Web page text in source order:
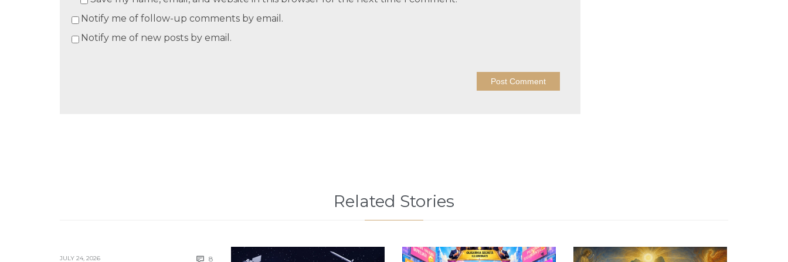
Notify me of follow-up comments by email.
Notify me of new posts by email.
Related Stories
JULY 24, 2026  8 Comments